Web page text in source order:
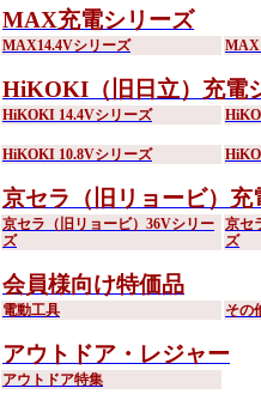
MAX充電シリーズ
MAX14.4Vシリーズ
HiKOKI（旧日立）充電
HiKOKI 14.4Vシリーズ
HiKOKI 10.8Vシリーズ
京セラ（旧リョービ）充
京セラ（旧リョービ）36Vシリー
ズ
京セ
ズ
会員様向け特価品
電動工具 その
アウトドア・レジャー
アウトドア特集